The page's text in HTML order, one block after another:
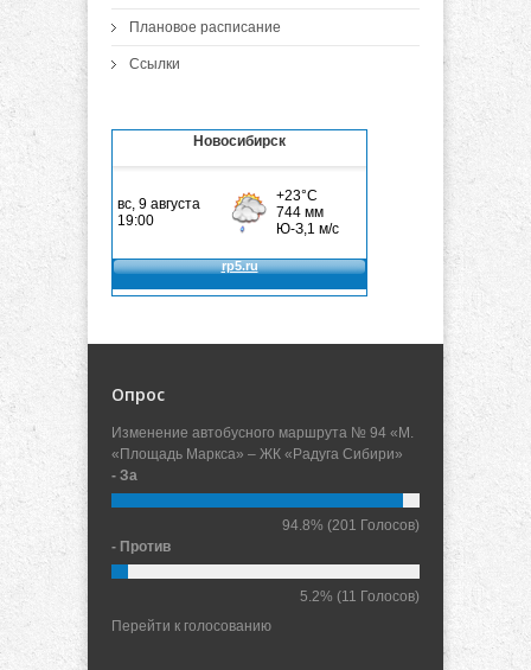
Плановое расписание
Ссылки
Новосибирск
Опрос
Изменение автобусного маршрута № 94 «М.
«Площадь Маркса» – ЖК «Радуга Сибири»
- За
94.8% (201 Голосов)
- Против
5.2% (11 Голосов)
Перейти к голосованию